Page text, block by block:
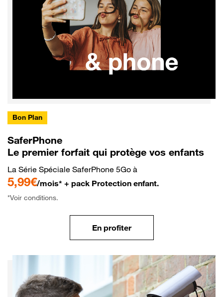
Bon Plan
SaferPhone
Le premier forfait qui protège vos enfants
La Série Spéciale SaferPhone 5Go à
5,99€/mois* + pack Protection enfant.
*Voir conditions.
En profiter